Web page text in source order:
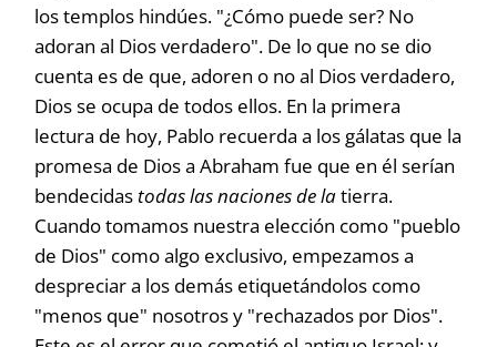
los templos hindúes. "¿Cómo puede ser? No
adoran al Dios verdadero". De lo que no se dio
cuenta es de que, adoren o no al Dios verdadero,
Dios se ocupa de todos ellos. En la primera
lectura de hoy, Pablo recuerda a los gálatas que la
promesa de Dios a Abraham fue que en él serían
bendecidastodas las naciones de latierra.
Cuando tomamos nuestra elección como "pueblo
de Dios" como algo exclusivo, empezamos a
despreciar a los demás etiquetándolos como
"menos que" nosotros y "rechazados por Dios".